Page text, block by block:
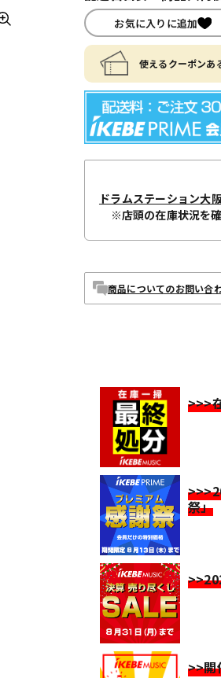
お気に入りに追加
使えるクーポン
ドラムステーション大
※店頭の在庫状況を
商品についてのお問い合
>>>
祭」
>>開